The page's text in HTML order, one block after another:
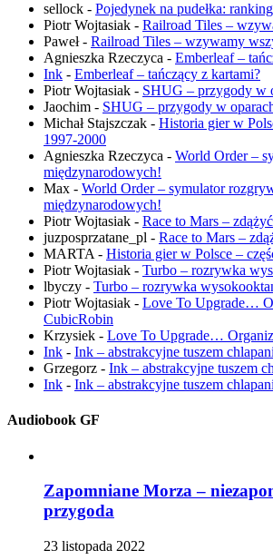
sellock - Pojedynek na pudełka:
Piotr Wojtasiak - Railroad Tiles –
Paweł- Railroad Tiles – wzywamy
Agnieszka Rzeczyca - Emberleaf –
Ink - Emberleaf – tańczący z kartami?
Piotr Wojtasiak - SHUG – przygody w
Jaochim - SHUG – przygody w
Michał Stajszczak - Historia gier w
1997-2000
Agnieszka Rzeczyca - World Order –
międzynarodowych!
Max - World Order – symulator
międzynarodowych!
Piotr Wojtasiak - Race to Mars –
juzposprzatane_pl - Race to Mars –
MARTA - Historia gier w Polsce –
Piotr Wojtasiak - Turbo – rozrywka
lbyczy - Turbo – rozrywka
Piotr Wojtasiak - Love To Upgrade…
CubicRobin
Krzysiek - Love To Upgrade…
Ink - Ink – abstrakcyjne tuszem
Grzegorz - Ink – abstrakcyjne tuszem
Ink - Ink – abstrakcyjne tuszem
Audiobook GF
Zapomniane Morza –
przygoda
23 listopada 2022